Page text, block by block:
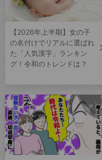
【2026年上半期】女の子
の名付けでリアルに選ばれ
た「人気漢字」ランキン
グ！令和のトレンドは？